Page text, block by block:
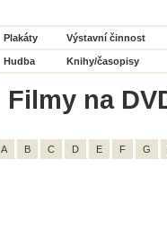
Plakáty Výstavní činnost
Hudba Knihy/časopisy
Filmy na
A B C D E F G